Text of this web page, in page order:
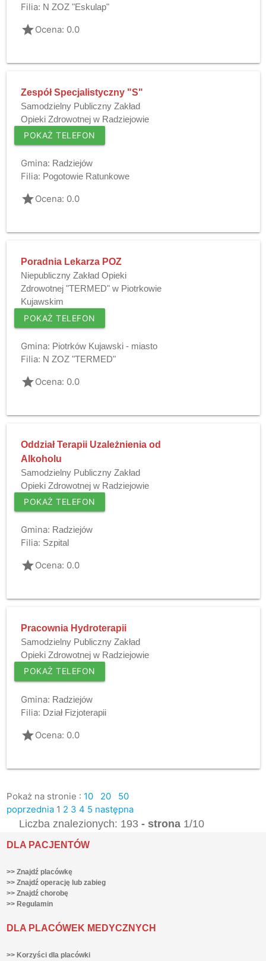
Filia: N ZOZ "Eskulap"
gradeOcena: 0.0
Zespół Specjalistyczny "S"
Samodzielny Publiczny Zakład
Opieki Zdrowotnej w Radziejowie
POKAŻ TELEFON
Gmina: Radziejów
Filia: Pogotowie Ratunkowe
gradeOcena: 0.0
Poradnia Lekarza POZ
Niepubliczny Zakład Opieki
Zdrowotnej "TERMED" w Piotrkowie
Kujawskim
POKAŻ TELEFON
Gmina: Piotrków Kujawski - miasto
Filia: N ZOZ "TERMED"
gradeOcena: 0.0
Oddział Terapii Uzależnienia od
Alkoholu
Samodzielny Publiczny Zakład
Opieki Zdrowotnej w Radziejowie
POKAŻ TELEFON
Gmina: Radziejów
Filia: Szpital
gradeOcena: 0.0
Pracownia Hydroterapii
Samodzielny Publiczny Zakład
Opieki Zdrowotnej w Radziejowie
POKAŻ TELEFON
Gmina: Radziejów
Filia: Dział Fizjoterapii
gradeOcena: 0.0
Pokaż na stronie : 10 20
50
poprzednia 1 2 3 4 5 następna
Liczba znalezionych: 193- strona 1/10
DLA PACJENTÓW
>> Znajdź placówkę
>> Znajdź operację lub zabieg
>> Znajdź chorobę
>> Regulamin
DLA PLACÓWEK MEDYCZNYCH
>> Korzyści dla placówki